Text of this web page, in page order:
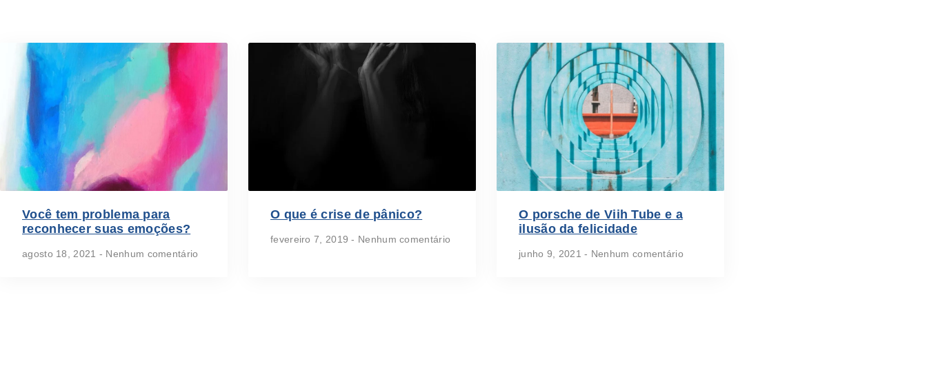
Você tem problema para
reconhecer suas emoções?
agosto 18, 2021 Nenhum comentário
O que é crise de pânico?
fevereiro 7, 2019 Nenhum comentário
O porsche de Viih Tube e a
ilusão da felicidade
junho 9, 2021 Nenhum comentário